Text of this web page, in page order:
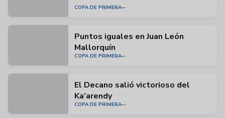
COPA DE PRIMERA
Puntos iguales en Juan León
Mallorquín
COPA DE PRIMERA
El Decano salió victorioso del
Ka’arendy
COPA DE PRIMERA